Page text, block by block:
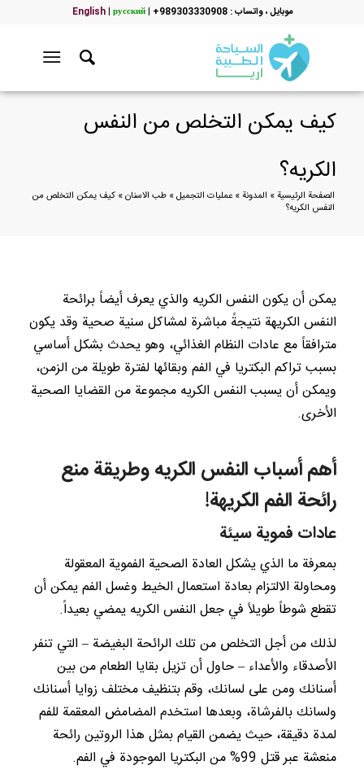
موبایل ، واتساب : 989303330908+ |
English| русский
كيف يمكن التخلص من النفس
الكريه؟
الصفحة الرئيسية» المدونة» عمليات التجميل» طب الاسنان» كيف يمكن التخلص من
النفس الكريه؟
يمكن أن يكون النفس الكريه والذي يعرف أيضاً برائحة
النفس الكريهة نتيجةً مباشرة لمشاكل سنية صحية وقد يكون
مترافقاً مع عادات النظام الغذائي، وهو يحدث بشكل أساسي
بسبب تراكم البكتريا في الفم وبقائها لفترة طويلة من الزمن،
ويمكن أن يسبب النفس الكريه مجموعة من القضايا الصحية
الأخرى.
أهم أسباب النفس الكريه وطريقة منع
رائحة الفم الكريهة!
عادات فموية سيئة
بمعرفة ما الذي يشكل العادة الصحية الفموية المعقولة
ومحاولة الالتزام بعادة استعمال الخيط وغسل الفم يمكن أن
تقطع شوطاً طويلاً في جعل النفس الكريه يمضي بعيداً.
لذلك من أجل التخلص من تلك الرائحة البغيضة – التي تنفر
الأصدقاء والأعداء – حاول أن تزيل بقايا الطعام من بين
أسنانك ومن على لسانك، وقم بتنظيف مختلف زوايا أسنانك
ولسانك بالفرشاة، وبعدها استخدم المضامض المعقمة للفم
لمدة دقيقة، حيث يضمن القيام بمثل هذا الروتين رائحة
منعشة عبر قتل 99% من البكتريا الموجودة في الفم.